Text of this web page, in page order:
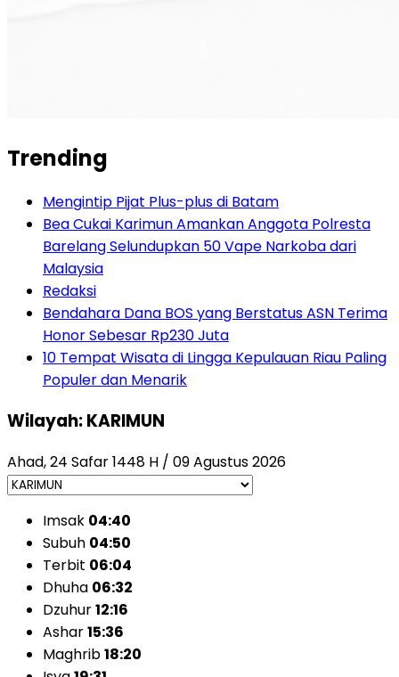
Trending
Mengintip Pijat Plus-plus di Batam
Bea Cukai Karimun Amankan Anggota Polresta
Barelang Selundupkan 50 Vape Narkoba dari
Malaysia
Redaksi
Bendahara Dana BOS yang Berstatus ASN Terima
Honor Sebesar Rp230 Juta
10 Tempat Wisata di Lingga Kepulauan Riau Paling
Populer dan Menarik
Wilayah: KARIMUN
Ahad, 24 Safar 1448 H / 09 Agustus 2026
Imsak 04:40
Subuh 04:50
Terbit 06:04
Dhuha 06:32
Dzuhur12:16
Ashar15:36
Maghrib18:20